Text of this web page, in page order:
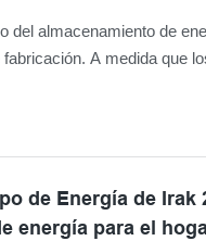
del almacenamiento de
A medida que
para mejorar la
en lugar de buscar
de Energía de
energía para el